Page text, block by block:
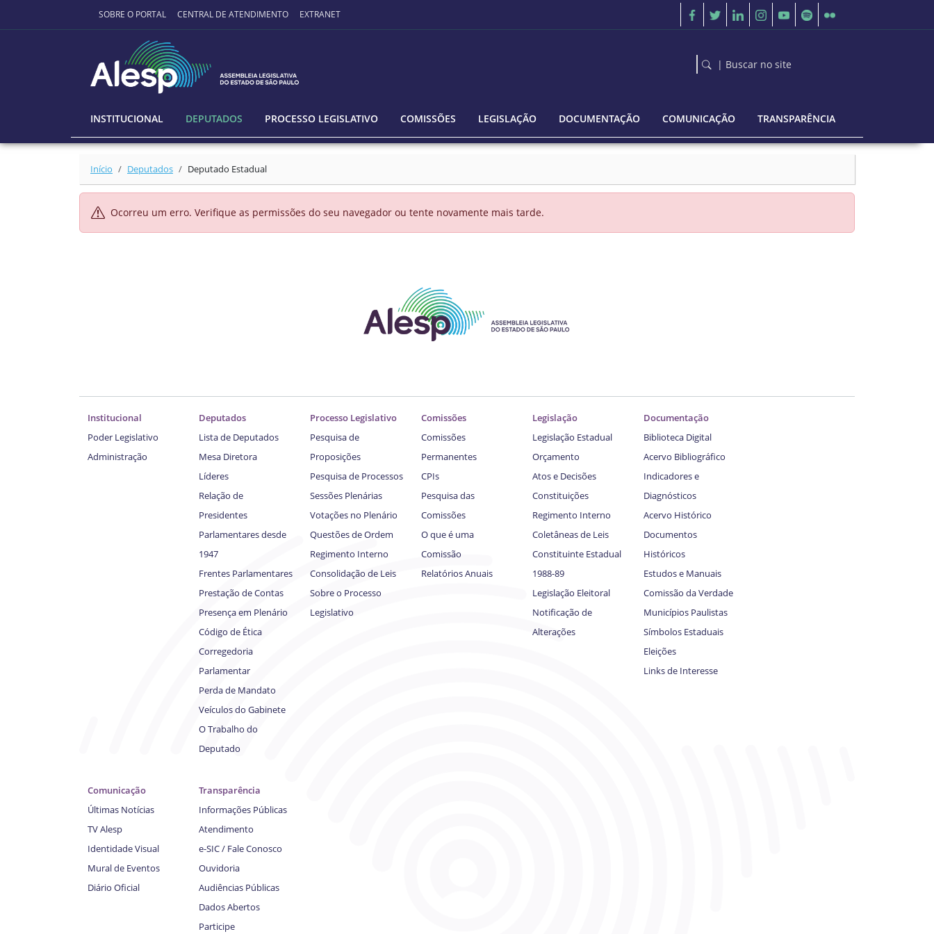
Ir para o conteúdo principal
SOBRE O PORTAL CENTRAL DE ATENDIMENTO EXTRANET
| Buscar no site
INSTITUCIONAL DEPUTADOS PROCESSO LEGISLATIVO COMISSÕES LEGISLAÇÃO DOCUMENTAÇÃO COMUNICAÇÃO TRANSPARÊNCIA
Início Deputados Deputado Estadual
Ocorreu um erro. Verifique as permissões do seu navegador ou tente novamente mais tarde.
Institucional
Poder Legislativo
Administração
Deputados
Lista de Deputados
Mesa Diretora
Líderes
Relação de
Presidentes
Parlamentares desde
1947
Frentes Parlamentares
Prestação de Contas
Presença em Plenário
Código de Ética
Corregedoria
Parlamentar
Perda de Mandato
Veículos do Gabinete
O Trabalho do
Deputado
Processo Legislativo
Pesquisa de
Proposições
Pesquisa de Processos
Sessões Plenárias
Votações no Plenário
Questões de Ordem
Regimento Interno
Consolidação de Leis
Sobre o Processo
Legislativo
Comissões
Comissões
Permanentes
CPIs
Pesquisa das
Comissões
O que é uma
Comissão
Relatórios Anuais
Legislação
Legislação Estadual
Orçamento
Atos e Decisões
Constituições
Regimento Interno
Coletâneas de Leis
Constituinte Estadual
1988-89
Legislação Eleitoral
Notificação de
Alterações
Documentação
Biblioteca Digital
Acervo Bibliográfico
Indicadores e
Diagnósticos
Acervo Histórico
Documentos
Históricos
Estudos e Manuais
Comissão da Verdade
Municípios Paulistas
Símbolos Estaduais
Eleições
Links de Interesse
Comunicação
Últimas Notícias
TV Alesp
Identidade Visual
Mural de Eventos
Diário Oficial
Transparência
Informações Públicas
Atendimento
e-SIC / Fale Conosco
Ouvidoria
Audiências Públicas
Dados Abertos
Participe